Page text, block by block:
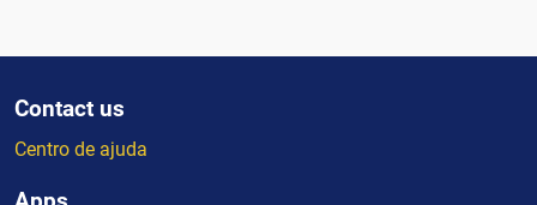
Contact us
Centro de ajuda